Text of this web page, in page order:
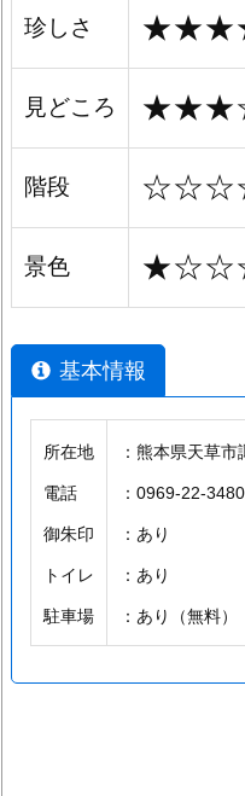
珍しさ
見どころ
階段
景色
基本情報
所在地
電話
御朱印
トイレ
駐車場
：熊本県天草市
：0969-22-3480
：あり
：あり
：あり（無料）